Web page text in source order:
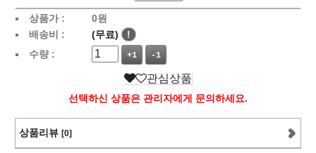
상품가 : 0원
배송비 :
(무료)
!
수량 :
+1 -1
관심상품
선택하신 상품은 관리자에게 문의하세요.
상품리뷰 [0]